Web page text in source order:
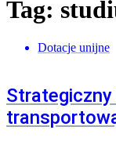
Tag:
Dotacje unijne